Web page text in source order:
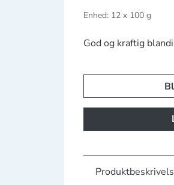
Enhed: 12 x 100 g
God og kraftig